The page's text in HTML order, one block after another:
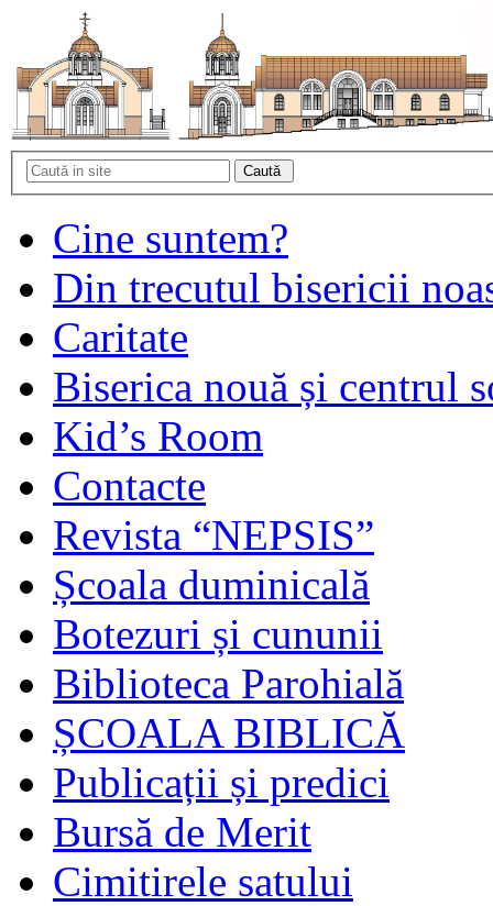
Cine suntem?
Din trecutul bisericii
Caritate
Biserica nouă și centrul
Kid’s Room
Contacte
Revista “NEPSIS”
Școala duminicală
Botezuri și cununii
Biblioteca Parohială
ȘCOALA BIBLICĂ
Publicații și predici
Bursă de Merit
Cimitirele satului